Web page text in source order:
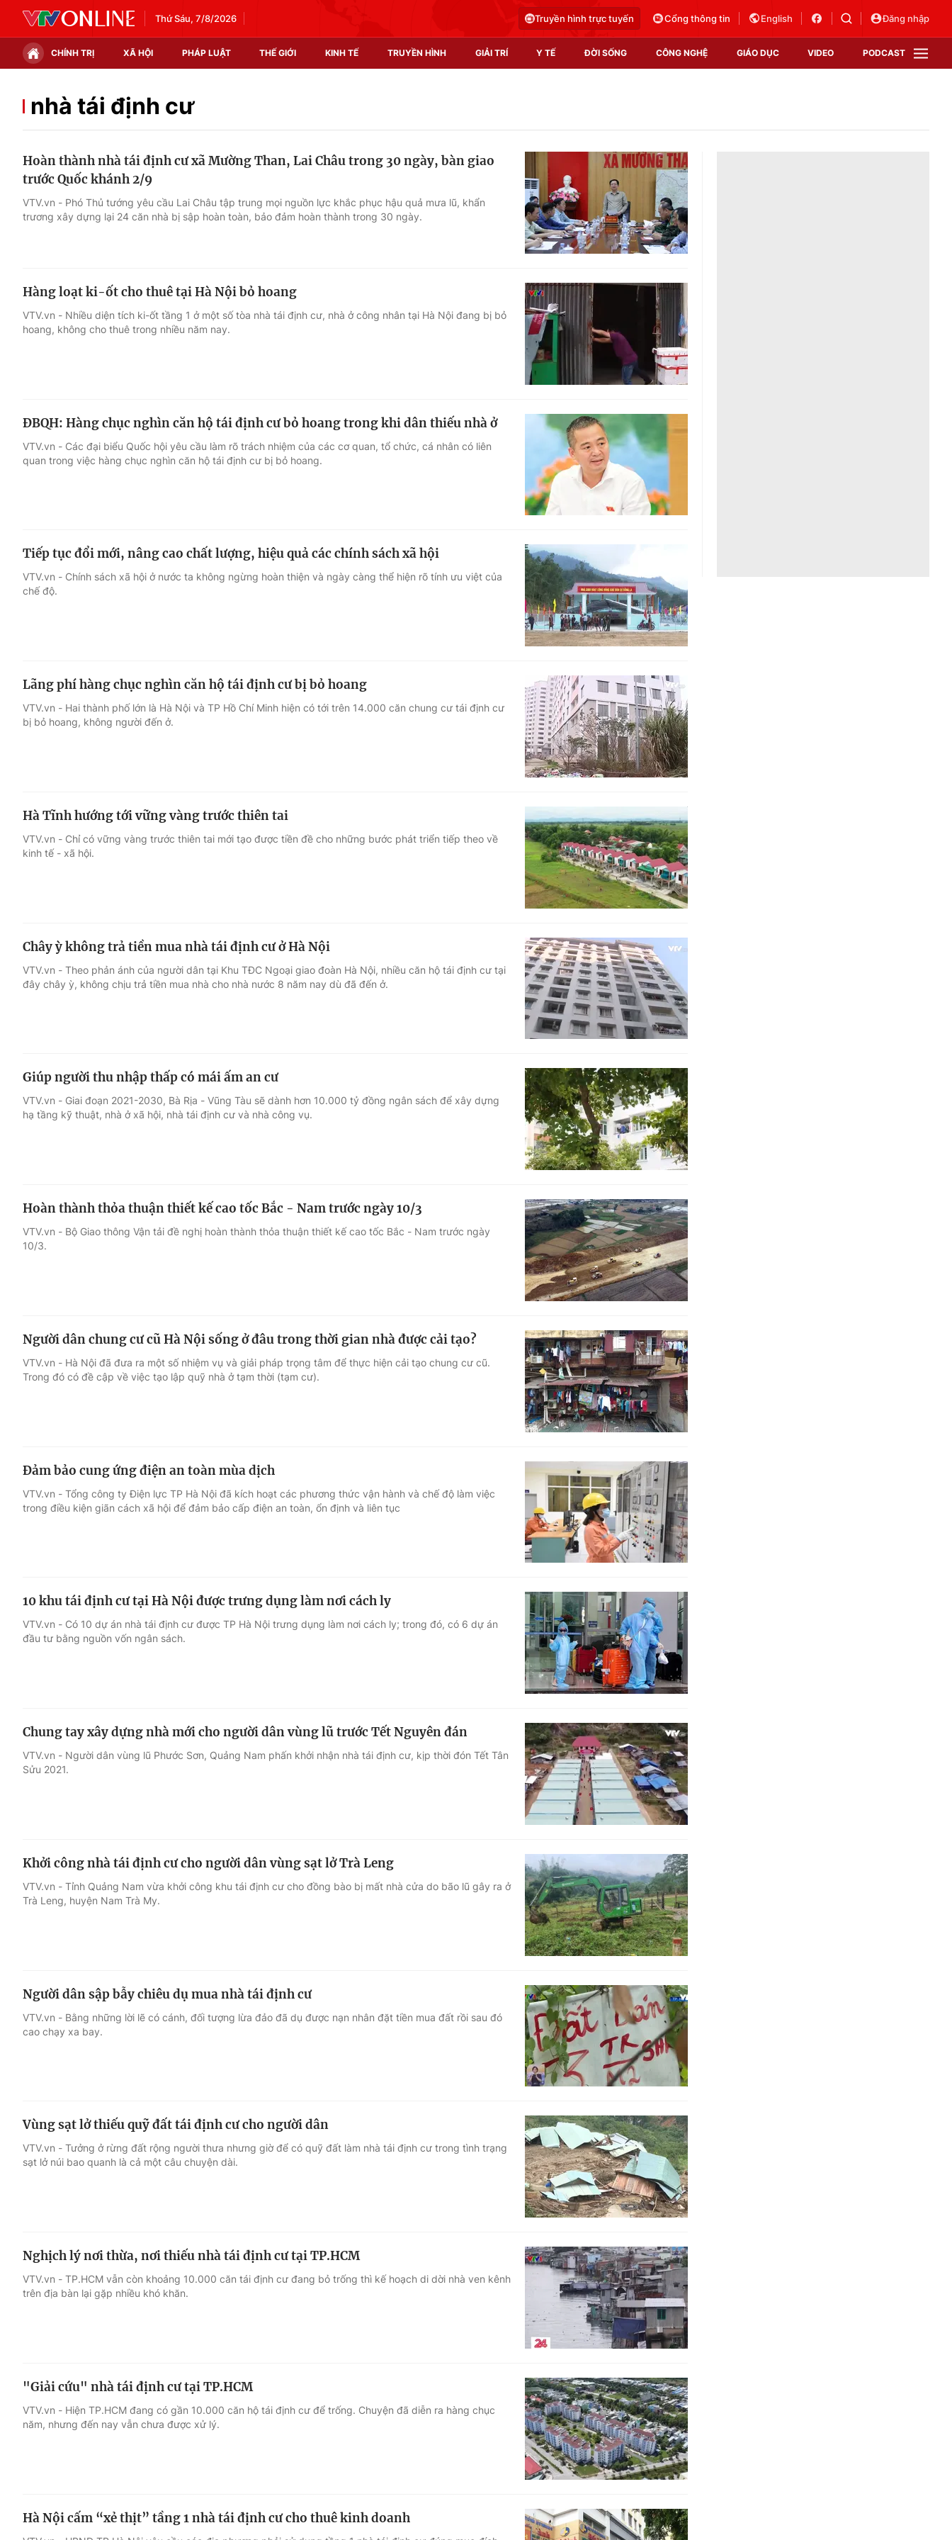
Thứ Sáu, 7/8/2026 Truyền hình trực tuyến Cổng thông tin English Đăng nhập
CHÍNH TRỊ XÃ HỘI PHÁP LUẬT THẾ GIỚI KINH TẾ TRUYỀN HÌNH GIẢI TRÍ Y TẾ ĐỜI SỐNG CÔNG NGHỆ GIÁO DỤC VIDEO PODCAST
Chính trị
Tin tức
Thế giới đó đây
Câu chuyện quốc tế
Thị trường
Góc doanh nghiệp
Hậu trường
Nhân vật
Video
Shorts video
Podcast
EMagazine
Photo
Infographic
Góc ảnh
Âm nhạc
Sao
Du lịch
Làm đẹp
Chất lượng cuộc sống
Tuyển sinh
Học trực tuyến
Công nghệ
Hitech Công nghệ tương lai
Sản phẩm
Thị trường
Tư vấn
VTV Sức khoẻ
nhà tái định cư
Hoàn thành nhà tái định cư xã Mường Than, Lai Châu trong 30 ngày, bàn giao
trước Quốc khánh 2/9
VTV.vn - Phó Thủ tướng yêu cầu Lai Châu tập trung mọi nguồn lực khắc phục hậu quả mưa lũ, khẩn
trương xây dựng lại 24 căn nhà bị sập hoàn toàn, bảo đảm hoàn thành trong 30 ngày.
Hàng loạt ki-ốt cho thuê tại Hà Nội bỏ hoang
VTV.vn - Nhiều diện tích ki-ốt tầng 1 ở một số tòa nhà tái định cư, nhà ở công nhân tại Hà Nội đang bị bỏ
hoang, không cho thuê trong nhiều năm nay.
ĐBQH: Hàng chục nghìn căn hộ tái định cư bỏ hoang trong khi dân thiếu nhà ở
VTV.vn - Các đại biểu Quốc hội yêu cầu làm rõ trách nhiệm của các cơ quan, tổ chức, cá nhân có liên
quan trong việc hàng chục nghìn căn hộ tái định cư bị bỏ hoang.
Tiếp tục đổi mới, nâng cao chất lượng, hiệu quả các chính sách xã hội
VTV.vn - Chính sách xã hội ở nước ta không ngừng hoàn thiện và ngày càng thể hiện rõ tính ưu việt của
chế độ.
Lãng phí hàng chục nghìn căn hộ tái định cư bị bỏ hoang
VTV.vn - Hai thành phố lớn là Hà Nội và TP Hồ Chí Minh hiện có tới trên 14.000 căn chung cư tái định cư
bị bỏ hoang, không người đến ở.
Hà Tĩnh hướng tới vững vàng trước thiên tai
VTV.vn - Chỉ có vững vàng trước thiên tai mới tạo được tiền đề cho những bước phát triển tiếp theo về
kinh tế - xã hội.
Chây ỳ không trả tiền mua nhà tái định cư ở Hà Nội
VTV.vn - Theo phản ánh của người dân tại Khu TĐC Ngoại giao đoàn Hà Nội, nhiều căn hộ tái định cư tại
đây chây ỳ, không chịu trả tiền mua nhà cho nhà nước 8 năm nay dù đã đến ở.
Giúp người thu nhập thấp có mái ấm an cư
VTV.vn - Giai đoạn 2021-2030, Bà Rịa - Vũng Tàu sẽ dành hơn 10.000 tỷ đồng ngân sách để xây dựng
hạ tầng kỹ thuật, nhà ở xã hội, nhà tái định cư và nhà công vụ.
Hoàn thành thỏa thuận thiết kế cao tốc Bắc - Nam trước ngày 10/3
VTV.vn - Bộ Giao thông Vận tải đề nghị hoàn thành thỏa thuận thiết kế cao tốc Bắc - Nam trước ngày
10/3.
Người dân chung cư cũ Hà Nội sống ở đâu trong thời gian nhà được cải tạo?
VTV.vn - Hà Nội đã đưa ra một số nhiệm vụ và giải pháp trọng tâm để thực hiện cải tạo chung cư cũ.
Trong đó có đề cập về việc tạo lập quỹ nhà ở tạm thời (tạm cư).
Đảm bảo cung ứng điện an toàn mùa dịch
VTV.vn - Tổng công ty Điện lực TP Hà Nội đã kích hoạt các phương thức vận hành và chế độ làm việc
trong điều kiện giãn cách xã hội để đảm bảo cấp điện an toàn, ổn định và liên tục
10 khu tái định cư tại Hà Nội được trưng dụng làm nơi cách ly
VTV.vn - Có 10 dự án nhà tái định cư được TP Hà Nội trưng dụng làm nơi cách ly; trong đó, có 6 dự án
đầu tư bằng nguồn vốn ngân sách.
Chung tay xây dựng nhà mới cho người dân vùng lũ trước Tết Nguyên đán
VTV.vn - Người dân vùng lũ Phước Sơn, Quảng Nam phấn khởi nhận nhà tái định cư, kịp thời đón Tết Tân
Sửu 2021.
Khởi công nhà tái định cư cho người dân vùng sạt lở Trà Leng
VTV.vn - Tỉnh Quảng Nam vừa khởi công khu tái định cư cho đồng bào bị mất nhà cửa do bão lũ gây ra ở
Trà Leng, huyện Nam Trà My.
Người dân sập bẫy chiêu dụ mua nhà tái định cư
VTV.vn - Bằng những lời lẽ có cánh, đối tượng lừa đảo đã dụ được nạn nhân đặt tiền mua đất rồi sau đó
cao chạy xa bay.
Vùng sạt lở thiếu quỹ đất tái định cư cho người dân
VTV.vn - Tưởng ở rừng đất rộng người thưa nhưng giờ để có quỹ đất làm nhà tái định cư trong tình trạng
sạt lở núi bao quanh là cả một câu chuyện dài.
Nghịch lý nơi thừa, nơi thiếu nhà tái định cư tại TP.HCM
VTV.vn - TP.HCM vẫn còn khoảng 10.000 căn tái định cư đang bỏ trống thì kế hoạch di dời nhà ven kênh
trên địa bàn lại gặp nhiều khó khăn.
"Giải cứu" nhà tái định cư tại TP.HCM
VTV.vn - Hiện TP.HCM đang có gần 10.000 căn hộ tái định cư để trống. Chuyện đã diễn ra hàng chục
năm, nhưng đến nay vẫn chưa được xử lý.
Hà Nội cấm “xẻ thịt” tầng 1 nhà tái định cư cho thuê kinh doanh